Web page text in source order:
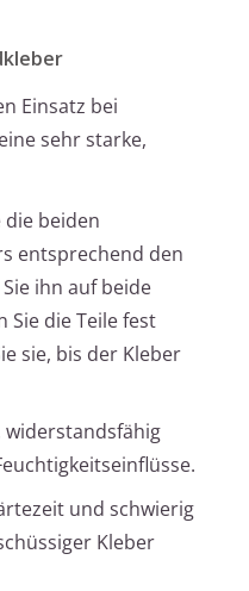
Einsatz bei
sehr starke,
die beiden
entsprechend den
ihn auf beide
Sie die Teile fest
sie, bis der Kleber
widerstandsfähig
und schwierig
Kleber